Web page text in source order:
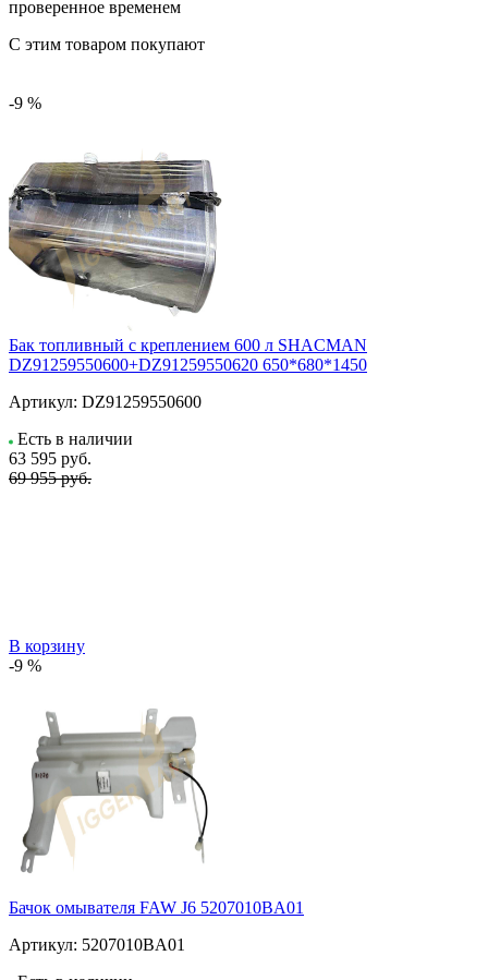
проверенное временем
С этим товаром покупают
-9 %
Бак топливный с креплением 600 л SHACMAN
DZ91259550600+DZ91259550620 650*680*1450
Артикул: DZ91259550600
Есть в наличии
63 595 руб.
69 955 руб.
В корзину
-9 %
Бачок омывателя FAW J6 5207010BA01
Артикул: 5207010BA01